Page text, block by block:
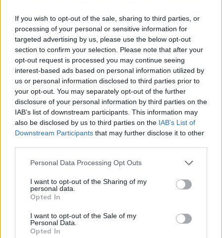
If you wish to opt-out of the sale, sharing to third parties, or
processing of your personal or sensitive information for
targeted advertising by us, please use the below opt-out
section to confirm your selection. Please note that after your
opt-out request is processed you may continue seeing
interest-based ads based on personal information utilized by
us or personal information disclosed to third parties prior to
your opt-out. You may separately opt-out of the further
disclosure of your personal information by third parties on the
IAB’s list of downstream participants. This information may
also be disclosed by us to third parties on the IAB’s List of
Downstream Participants that may further disclose it to other
Personal Data Processing Opt Outs
I want to opt-out of the Sharing of my
personal data.
Opted In
I want to opt-out of the Sale of my
Personal Data.
Opted In
MTI
2021. december 16. 15:17
Dániában csütörtökön jóváhagyták a Merck
amerikai gyógyszeripari nagyvállalat molnupiravir
nevű gyógyszertablettájának alkalmazását a
magas kockázatú koronavírusos betegek, többek
között az idősek számára.
A gyógyszer hatékonyságát jelenleg is vizsgálja az Európai
Gyógyszerügynökség (EMA). Az emelkedő számú
koronavírusos esetek miatt az EMA még novemberben
ajánlást adott ki, amelyben a felnőtteknél alkalmazhatónak
felhasználásáról nyilatkozott volna. Kirstine Moll Harboe, a
dán egészségügyi hatóság (SST) főorvosa...
KEDVES OLVASÓNK!